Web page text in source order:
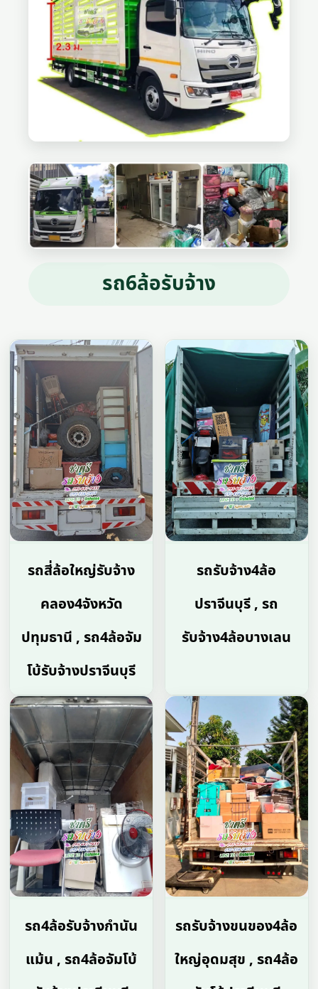
รถ6ล้อรับจ้าง
รถสี่ล้อใหญ่รับจ้าง
คลอง4จังหวัด
ปทุมธานี , รถ4ล้อจัม
โบ้รับจ้างปราจีนบุรี
รถรับจ้าง4ล้อ
ปราจีนบุรี , รถ
รับจ้าง4ล้อบางเลน
รถ4ล้อรับจ้างกำนัน
แม้น , รถ4ล้อจัมโบ้
รถรับจ้างขนของ4ล้อ
ใหญ่อุดมสุข , รถ4ล้อ